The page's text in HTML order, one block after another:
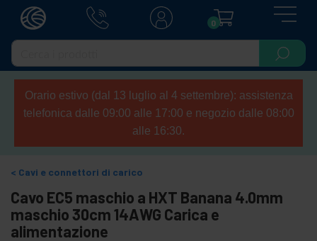
0
Orario estivo (dal 13 luglio al 4 settembre): assistenza
telefonica dalle 09:00 alle 17:00 e negozio dalle 08:00
alle 16:30.
Cavi e connettori di carico
Cavo EC5 maschio a HXT Banana 4.0mm
maschio 30cm 14AWG Carica e
alimentazione